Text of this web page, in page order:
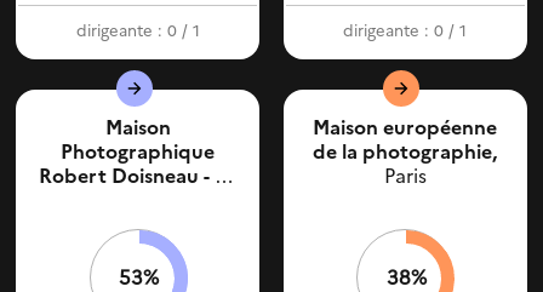
dirigeante : 0 / 1 dirigeante : 0 / 1
Maison
Photographique
Robert Doisneau - Le
Gentilly
53%
Maison européenne
de la photographie,
Paris
38%